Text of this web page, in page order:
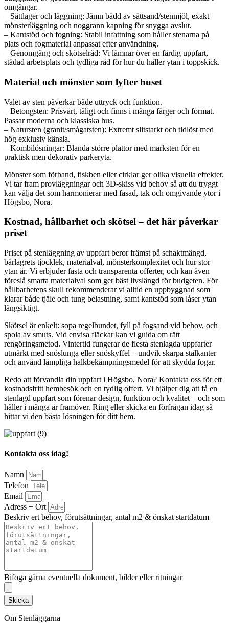
omgångar.
– Sättlager och läggning: Jämn bädd av sättsand/stenmjöl, exakt
mönsterläggning och noggrann kapning för snygga avslut.
– Kantstöd och fogning: Stabil infattning som håller stenarna på
plats och fogmaterial anpassat efter användning.
– Genomgång och skötselråd: Vi lämnar över en färdig uppfart,
städad arbetsplats och tydliga råd för hur du håller ytan i toppskick.
Material och mönster som lyfter huset
Valet av sten påverkar både uttryck och funktion.
– Betongsten: Prisvärt, tåligt och finns i många färger och format.
Passar moderna och klassiska hus.
– Natursten (granit/smågatsten): Extremt slitstarkt och tidlöst med
hög exklusiv känsla.
– Kombilösningar: Blanda större plattor med marksten för en
praktisk men dekorativ parkeryta.
Mönster som förband, fiskben eller cirklar ger olika visuella effekter.
Vi tar fram provläggningar och 3D-skiss vid behov så att du tryggt
kan välja det som harmonierar med fasad, tak och omgivande ytor i
Högsbo, Nora.
Kostnad, hållbarhet och skötsel – det här påverkar
priset
Priset på stenläggning av uppfart beror främst på schaktmängd,
bärlagrets tjocklek, materialval, mönsterkomplexitet och hur stor
ytan är. Vi erbjuder fasta och transparenta offerter, och kan även
föreslå smarta materialval som ger bäst livslängd för budgeten. För
hållbarhetens skull rekommenderar vi alltid en uppbyggnad som
klarar både tjäle och tung belastning, samt kantstöd som låser ytan
långsiktigt.
Skötsel är enkelt: sopa regelbundet, fyll på fogsand vid behov, och
spola av smuts. Vid envisa fläckar kan vi guida om rätt
rengöringsmetod. Vintertid fungerar de flesta stenlagda uppfarter
utmärkt med snöslunga eller snöskyffel – undvik skarpa stålkanter
och använd lämpliga halkbekämpningsmedel för att skydda fogar.
Redo att förvandla din uppfart i Högsbo, Nora? Kontakta oss för ett
kostnadsfritt hembesök och en tydlig offert. Vi hjälper dig att få en
stenlagd uppfart som förenar design, funktion och kvalitet – och som
håller i många år framöver. Ring eller skicka en förfrågan idag så
hittar vi den bästa lösningen för ditt hem.
Kontakta oss idag!
Namn
Telefon
Email
Adress + Ort
Beskriv ert behov, förutsättningar, antal m2 & önskat startdatum
Bifoga gärna eventuella dokument, bilder eller ritningar
Skicka
Om Stenläggarna